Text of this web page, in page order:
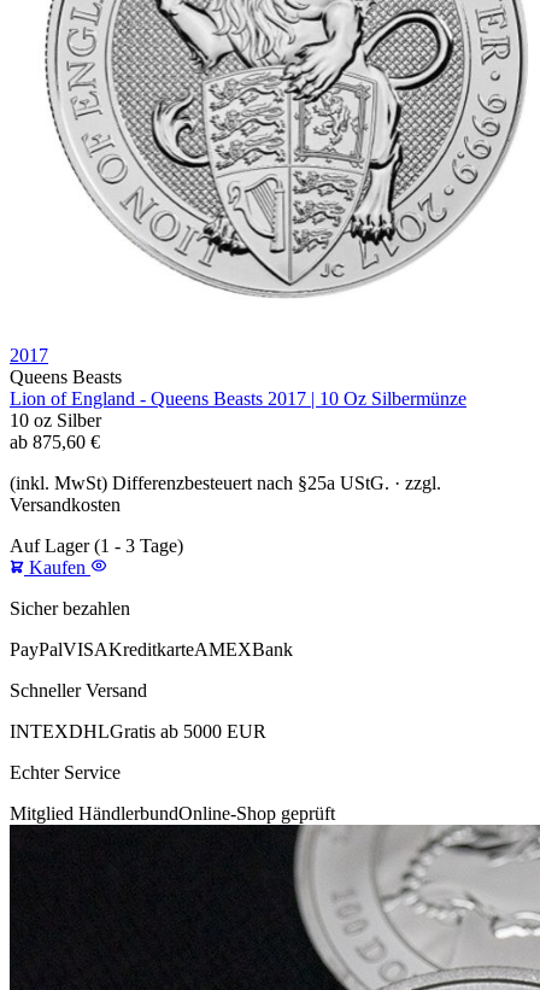
2017
Queens Beasts
Lion of England - Queens Beasts 2017 | 10 Oz Silbermünze
10 oz Silber
ab 875,60 €
(inkl. MwSt) Differenzbesteuert nach §25a UStG. · zzgl.
Versandkosten
Auf Lager (1 - 3 Tage)
Kaufen
Sicher bezahlen
PayPalVISAKreditkarteAMEXBank
Schneller Versand
INTEXDHLGratis ab 5000 EUR
Echter Service
Mitglied HändlerbundOnline-Shop geprüft